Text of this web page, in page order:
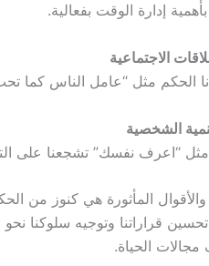
بأهمية إدارة الوقت بفعالية.
الاجتماعية
الحكم مثل “عامل الناس كما
الشخصية
“اعرف نفسك” تشجعنا على
المأثورة هي كنوز من
تحسين قراراتنا وتوجيه سلوكنا
الحياة.